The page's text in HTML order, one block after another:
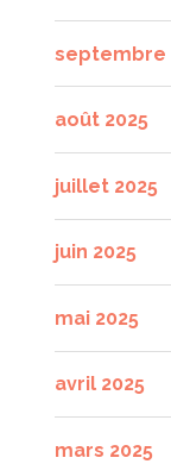
septembre
août 2025
juillet 2025
juin 2025
mai 2025
avril 2025
mars 2025